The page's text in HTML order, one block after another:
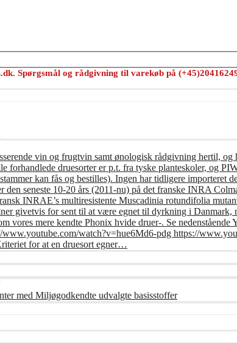
Spørgsmål og rådgivning til varekøb på
vin og frugtvin samt ønologisk rådgivning hertil, og
forhandlede druesorter er p.t. fra tyske planteskoler, og
kan fås og bestilles). Ingen har tidligere importeret
seneste 10-20 års (2011-nu) på det franske INRA
INRAE’s multiresistente Muscadinia rotundifolia
givetvis for sent til at være egnet til dyrkning i
vores mere kendte Phonix hvide druer-. Se
www.youtube.com/watch?v=hue6Md6-pdg https://
for at en druesort egner…
med Miljøgodkendte udvalgte basisstoffer